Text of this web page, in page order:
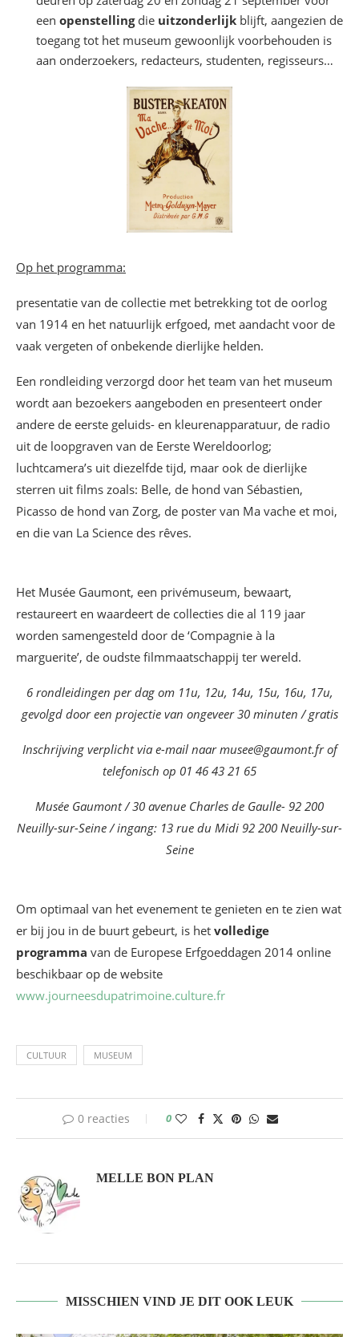
een openstellingdie uitzonderlijk blijft, aangezien de
toegang tot het museum gewoonlijk voorbehouden is
aan onderzoekers, redacteurs, studenten, regisseurs…
Op het programma:
presentatie van de collectie met betrekking tot de oorlog
van 1914 en het natuurlijk erfgoed, met aandacht voor de
vaak vergeten of onbekende dierlijke helden.
Een rondleiding verzorgd door het team van het museum
wordt aan bezoekers aangeboden en presenteert onder
andere de eerste geluids- en kleurenapparatuur, de radio
uit de loopgraven van de Eerste Wereldoorlog;
luchtcamera’s uit diezelfde tijd, maar ook de dierlijke
sterren uit films zoals: Belle, de hond van Sébastien,
Picasso de hond van Zorg, de poster van Ma vache et moi,
en die van La Science des rêves.
Het Musée Gaumont, een privémuseum, bewaart,
restaureert en waardeert de collecties die al 119 jaar
worden samengesteld door de ‘Compagnie à la
marguerite’, de oudste filmmaatschappij ter wereld.
6 rondleidingen per dag om 11u, 12u, 14u, 15u, 16u, 17u,
gevolgd door een projectie van ongeveer 30 minuten / gratis
Inschrijving verplicht via e-mail naar musee@gaumont.fr of
telefonisch op 01 46 43 21 65
Musée Gaumont / 30 avenue Charles de Gaulle- 92 200
Neuilly-sur-Seine / ingang: 13 rue du Midi 92 200 Neuilly-sur-
Seine
Om optimaal van het evenement te genieten en te zien wat
er bij jou in de buurt gebeurt, is het volledige
programma van de Europese Erfgoeddagen 2014 online
beschikbaar op de website
www.journeesdupatrimoine.culture.fr
CULTUUR MUSEUM
0 reacties 0
MELLE BON PLAN
MISSCHIEN VIND JE DIT OOK LEUK